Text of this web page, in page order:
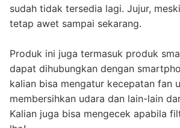
sudah tidak tersedia lagi. Jujur,
tetap awet sampai sekarang.
Produk ini juga termasuk produk
dapat dihubungkan dengan
kalian bisa mengatur kecepatan fan
membersihkan udara dan lain-lain
Kalian juga bisa mengecek apabila